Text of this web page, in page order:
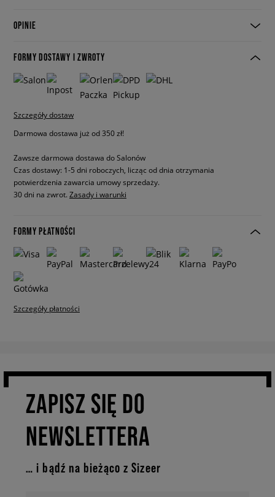
OPINIE
FORMY DOSTAWY I ZWROTY
Szczegóły dostaw
Darmowa dostawa już od 350 zł!
Zawsze darmowa dostawa do Salonów
Czas dostawy: 1-5 dni roboczych, licząc od dnia otrzymania
potwierdzenia zawarcia umowy sprzedaży.
30 dni na zwrot. Zasady i warunki
FORMY PŁATNOŚCI
Szczegóły płatności
ZAPISZ SIĘ DO
NEWSLETTERA
… i bądź na bieżąco z Sizeer